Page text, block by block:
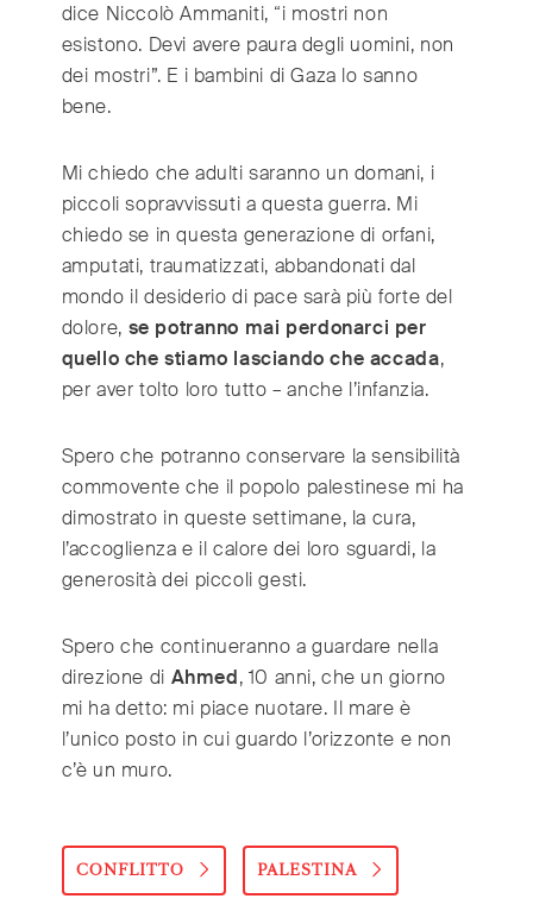
dice Niccolò Ammaniti, “i mostri non
esistono. Devi avere paura degli uomini, non
dei mostri”. E i bambini di Gaza lo sanno
bene.
Mi chiedo che adulti saranno un domani, i
piccoli sopravvissuti a questa guerra. Mi
chiedo se in questa generazione di orfani,
amputati, traumatizzati, abbandonati dal
mondo il desiderio di pace sarà più forte del
dolore, se potranno mai perdonarci per
quello che stiamo lasciando che accada,
per aver tolto loro tutto – anche l’infanzia.
Spero che potranno conservare la sensibilità
commovente che il popolo palestinese mi ha
dimostrato in queste settimane, la cura,
l’accoglienza e il calore dei loro sguardi, la
generosità dei piccoli gesti.
Spero che continueranno a guardare nella
direzione di Ahmed, 10 anni, che un giorno
mi ha detto: mi piace nuotare. Il mare è
l’unico posto in cui guardo l’orizzonte e non
c’è un muro.
CONFLITTO PALESTINA